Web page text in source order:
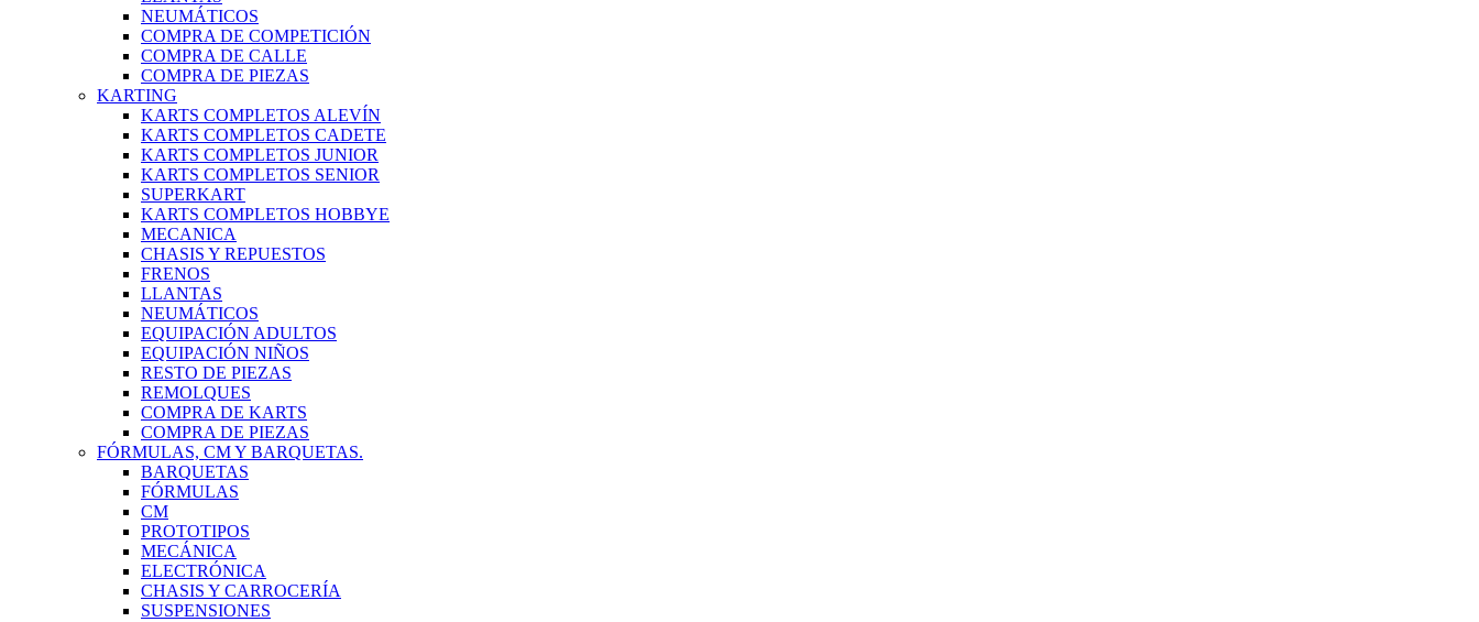
NEUMÁTICOS
COMPRA DE COMPETICIÓN
COMPRA DE CALLE
COMPRA DE PIEZAS
KARTING
KARTS COMPLETOS ALEVÍN
KARTS COMPLETOS CADETE
KARTS COMPLETOS JUNIOR
KARTS COMPLETOS SENIOR
SUPERKART
KARTS COMPLETOS HOBBYE
MECANICA
CHASIS Y REPUESTOS
FRENOS
LLANTAS
NEUMÁTICOS
EQUIPACIÓN ADULTOS
EQUIPACIÓN NIÑOS
RESTO DE PIEZAS
REMOLQUES
COMPRA DE KARTS
COMPRA DE PIEZAS
FÓRMULAS, CM Y BARQUETAS.
BARQUETAS
FÓRMULAS
CM
PROTOTIPOS
MECÁNICA
ELECTRÓNICA
CHASIS Y CARROCERÍA
SUSPENSIONES